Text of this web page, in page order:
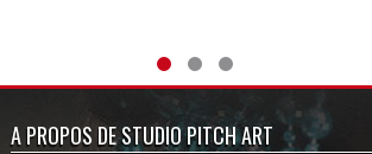
A PROPOS DE STUDIO PITCH ART